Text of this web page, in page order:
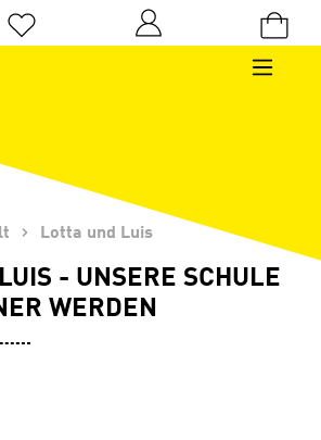
Du hast 0 Produkte auf dem Merkzettel
Lotta und Luis
- UNSERE SCHULE
WERDEN